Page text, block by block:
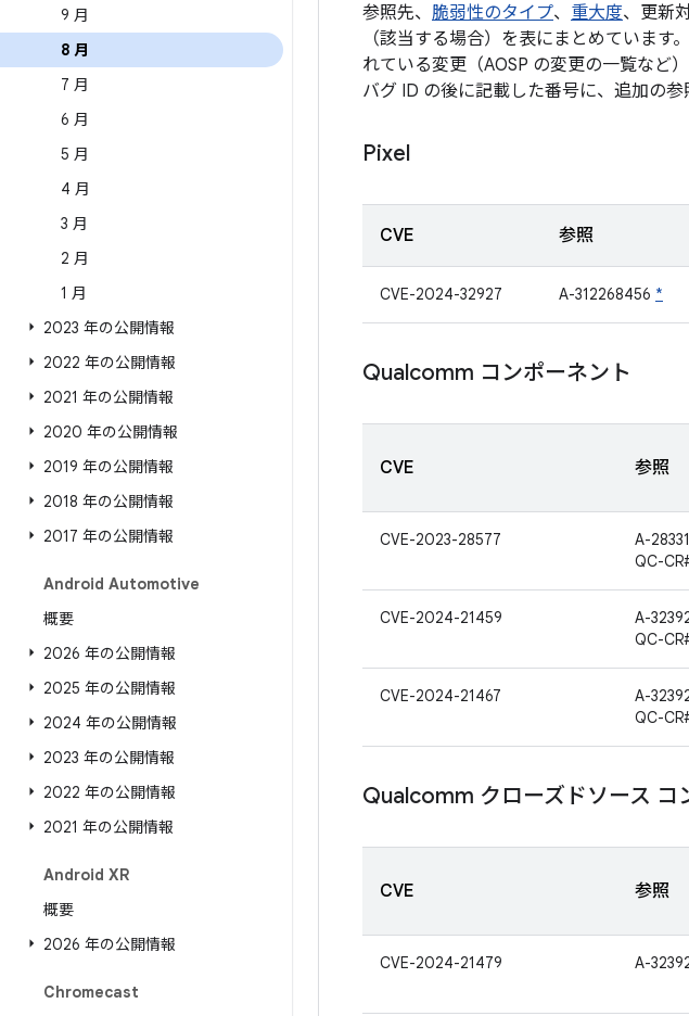
9 月
8 月
7 月
6 月
5 月
4 月
3 月
2 月
1 月
2023 年の公開情報
2022 年の公開情報
2021 年の公開情報
2020 年の公開情報
2019 年の公開情報
2018 年の公開情報
2017 年の公開情報
Android Automotive
概要
2026 年の公開情報
2025 年の公開情報
2024 年の公開情報
2023 年の公開情報
2022 年の公開情報
2021 年の公開情報
Android XR
概要
2026 年の公開情報
Chromecast
参照先、 脆弱性のタイプ、 重大度、更新
（該当する場合）を表にまとめていま
れている変更（AOSP の変更の一覧など
バグ ID の後に記載した番号に、追加の参
Pixel
CVE 参照
CVE-2024-32927 A-312268456 *
Qualcomm コンポーネント
CVE 参照
CVE-2023-28577
A-
QC-
CVE-2024-21459
A-
QC-
CVE-2024-21467
A-
QC-
Qualcomm クローズドソース コ
CVE 参照
CVE-2024-21479 A-